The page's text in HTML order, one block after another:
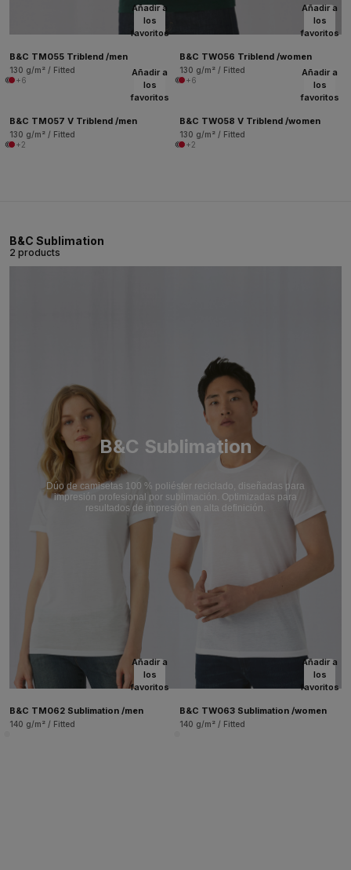
Añadir a
los
favoritos
B&C TM055 Triblend /men
130 g/m² / Fitted
+6
Añadir a
los
favoritos
B&C TW056 Triblend /women
130 g/m² / Fitted
+6
Añadir a
los
favoritos
B&C TM057 V Triblend /men
130 g/m² / Fitted
+2
Añadir a
los
favoritos
B&C TW058 V Triblend /women
130 g/m² / Fitted
+2
B&C Sublimation
2 products
B&C Sublimation
Dúo de camisetas 100 % poliéster reciclado, diseñadas para
impresión profesional por sublimación. Optimizadas para
resultados de impresión en alta definición.
Añadir a
los
favoritos
B&C TM062 Sublimation /men
140 g/m² / Fitted
Añadir a
los
favoritos
B&C TW063 Sublimation /women
140 g/m² / Fitted